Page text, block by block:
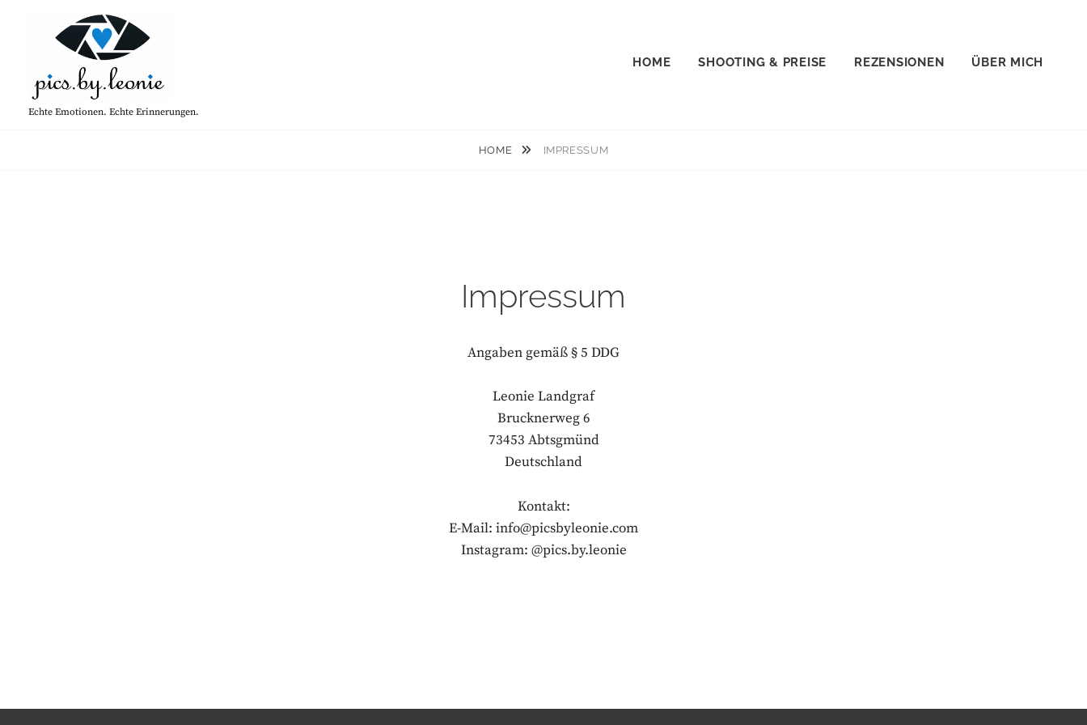
Echte Emotionen. Echte Erinnerungen.
HOME SHOOTING & PREISE REZENSIONEN ÜBER MICH
HOME IMPRESSUM
Impressum
Angaben gemäß § 5 DDG
Leonie Landgraf
Brucknerweg 6
73453 Abtsgmünd
Deutschland
Kontakt:
E-Mail: info@picsbyleonie.com
Instagram: @pics.by.leonie